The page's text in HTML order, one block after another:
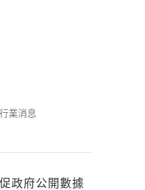
行業消息
政府公開數據